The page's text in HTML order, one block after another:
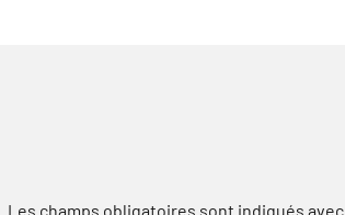
Les champs obligatoires sont indiqués avec